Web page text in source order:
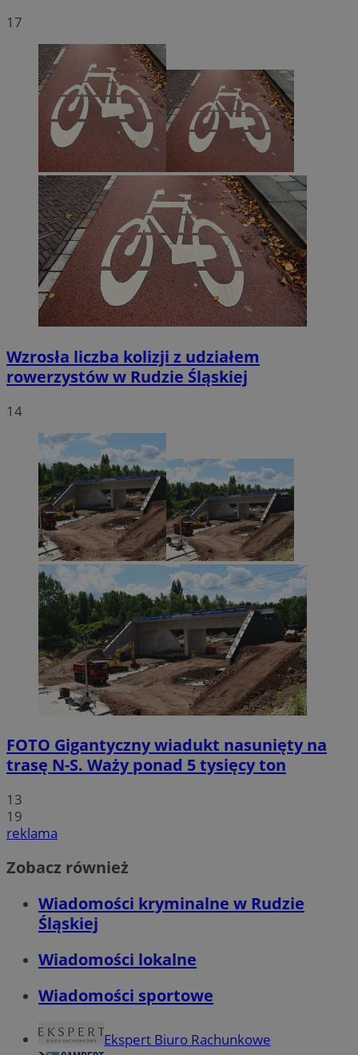
17
Wzrosła liczba kolizji z udziałem
rowerzystów w Rudzie Śląskiej
14
FOTO Gigantyczny wiadukt nasunięty na
trasę N-S. Waży ponad 5 tysięcy ton
13
19
reklama
Zobacz również
Wiadomości kryminalne w Rudzie
Śląskiej
Wiadomości lokalne
Wiadomości sportowe
Ekspert Biuro Rachunkowe